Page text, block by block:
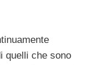
quelli che sono